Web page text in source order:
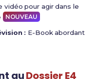
vidéo pour agir dans le
NOUVEAU
: E-Book abordant
auDossier E4